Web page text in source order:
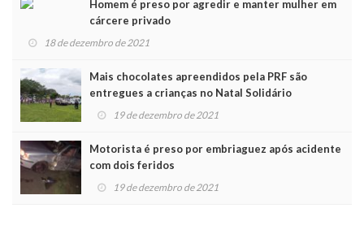
Homem é preso por agredir e manter mulher em
cárcere privado
18 de dezembro de 2021
Mais chocolates apreendidos pela PRF são
entregues a crianças no Natal Solidário
19 de dezembro de 2021
Motorista é preso por embriaguez após acidente
com dois feridos
19 de dezembro de 2021